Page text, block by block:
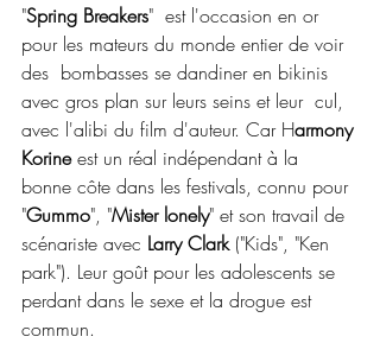
"Spring Breakers"  est l'occasion en or
pour les mateurs du monde entier de voir
des  bombasses se dandiner en bikinis
avec gros plan sur leurs seins et leur  cul,
avec l'alibi du film d'auteur. Car Harmony
Korine est un réal indépendant à la
bonne côte dans les festivals, connu pour
"Gummo", "Mister lonely" et son travail de
scénariste avec Larry Clark ("Kids", "Ken
park"). Leur goût pour les adolescents se
perdant dans le sexe et la drogue est
commun.